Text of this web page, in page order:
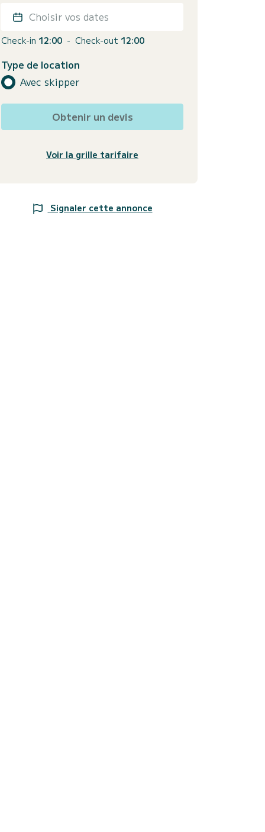
Choisir vos dates
Check-in 12:00 - Check-out 12:00
Type de location
Avec skipper
Obtenir un devis
Voir la grille tarifaire
Signaler cette annonce